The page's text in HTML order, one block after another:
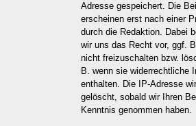
Adresse gespeichert. Die
erscheinen erst nach einer
durch die Redaktion. Dabei
wir uns das Recht vor, ggf.
nicht freizuschalten bzw.
B. wenn sie widerrechtliche
enthalten. Die IP-Adresse
gelöscht, sobald wir Ihren
Kenntnis genommen haben.